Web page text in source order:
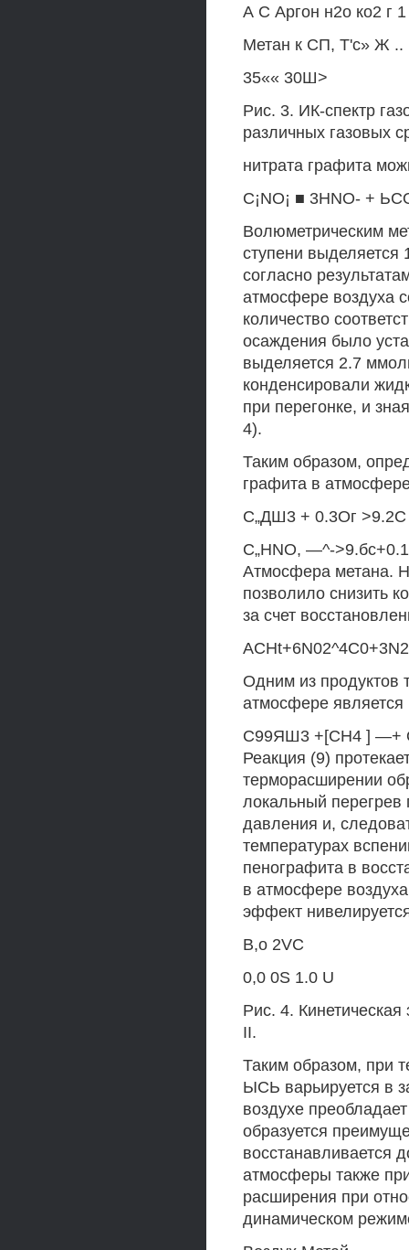
А С Аргон н2о ко2 г 1
Метан к СП, Т'с» Ж .. .
35«« 30Ш>
Рис. 3. ИК-спектр
различных газовых
нитрата графита
C¡NO¡ ■ 3HNO- +
Волюметрическим
ступени выделяется
согласно
атмосфере воздуха
количество
осаждения было
выделяется 2.7
конденсировали
при перегонке, и
4).
Таким образом,
графита в
С„ДШ3 + 0.3Ог
C„HNO, —^-
Атмосфера метана.
позволило снизить
за счет
Одним из продуктов
атмосфере является
С99ЯШ3 +[СН4 ] —+
Реакция (9)
терморасширении
локальный перегрев
давления и,
температурах
пенографита в
в атмосфере
эффект
В,о 2VC
0,0 0S 1.0 U
Рис. 4.
II.
Таким образом, при
ЫСЬ варьируется в
воздухе
образуется
восстанавливается
атмосферы также
расширения при
динамическом